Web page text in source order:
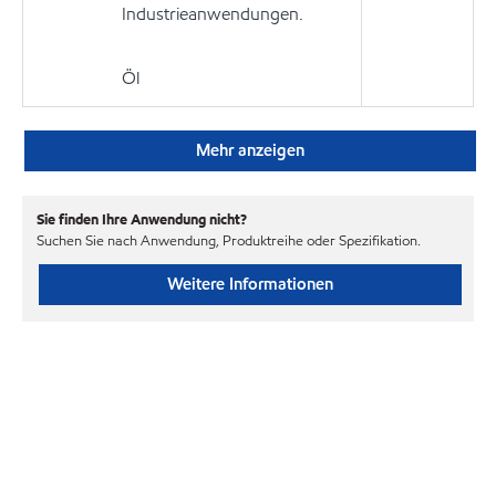
Industrieanwendungen.
Öl
Mehr anzeigen
Sie finden Ihre Anwendung nicht?
Suchen Sie nach Anwendung, Produktreihe oder Spezifikation.
Weitere Informationen